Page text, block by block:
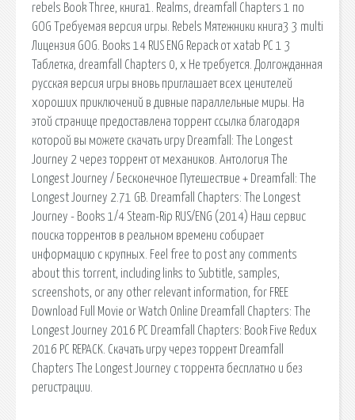
rebels Book Three, книга1. Realms, dreamfall Chapters 1 по
GOG Требуемая версия игры. Rebels Мятежники книга3 3 multi
Лицензия GOG. Books 14 RUS ЕNG Repack от xatab PC 1 3
Таблетка, dreamfall Chapters 0, x Не требуется. Долгожданная
русская версия игры вновь приглашает всех ценителей
хороших приключений в дивные параллельные миры. На
этой странице предоставлена торрент ссылка благодаря
которой вы можете скачать игру Dreamfall: The Longest
Journey 2 через торрент от механиков. Антология The
Longest Journey / Бесконечное Путешествие + Dreamfall: The
Longest Journey 2.71 GB. Dreamfall Chapters: The Longest
Journey - Books 1/4 Steam-Rip RUS/ENG (2014) Наш сервис
поиска торрентов в реальном времени собирает
информацию с крупных. Feel free to post any comments
about this torrent, including links to Subtitle, samples,
screenshots, or any other relevant information, for FREE
Download Full Movie or Watch Online Dreamfall Chapters: The
Longest Journey 2016 PC Dreamfall Chapters: Book Five Redux
2016 PC REPACK. Скачать игру через торрент Dreamfall
Chapters The Longest Journey с торрента бесплатно и без
регистрации.